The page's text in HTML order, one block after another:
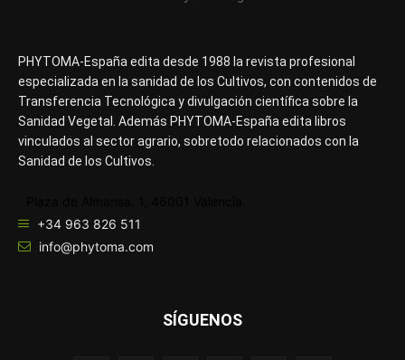
PHYTOMA-España edita desde 1988 la revista profesional
especializada en la sanidad de los Cultivos, con contenidos de
Transferencia Tecnológica y divulgación científica sobre la
Sanidad Vegetal. Además PHYTOMA-España edita libros
vinculados al sector agrario, sobretodo relacionados con la
Sanidad de los Cultivos.
+34 963 826 511
info@phytoma.com
SÍGUENOS